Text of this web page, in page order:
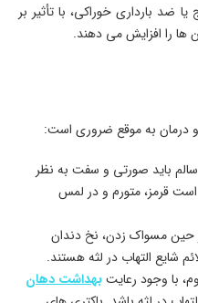
ضد بارداری خوراکی، با تأثیر بر
ها را افزایش می دهند.
درمان به موقع ضروری است:
باید صورتی و سفت به نظر
قرمز، متورم و در لمس
حین مسواک زدن، نخ دندان
شایع التهاب در لثه هستند.
با وجود رعایتبهداشت دهان